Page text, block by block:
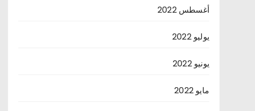
أغسطس 2022
يوليو 2022
يونيو 2022
مايو 2022